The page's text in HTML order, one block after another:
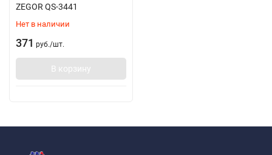
ZEGOR QS-3441
Нет в наличии
371 руб./шт.
В корзину